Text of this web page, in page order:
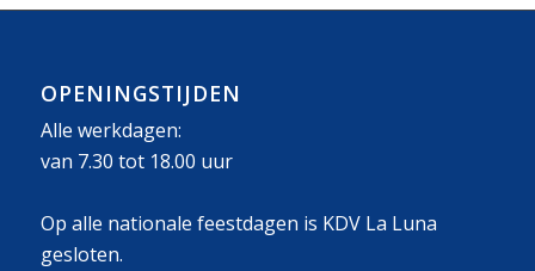
OPENINGSTIJDEN
Alle werkdagen:
van 7.30 tot 18.00 uur
Op alle nationale feestdagen is KDV La Luna
gesloten.